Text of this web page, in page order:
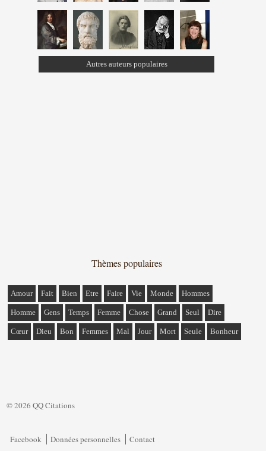
Autres auteurs populaires
Thèmes populaires
Amour Fait Bien Etre Faire Vie Monde Hommes
Homme Gens Temps Femme Chose Grand Seul Dire
Cœur Dieu Bon Femmes Mal Jour Mort Seule Bonheur
© 2026 QQ Citations
Facebook Données personnelles Contact